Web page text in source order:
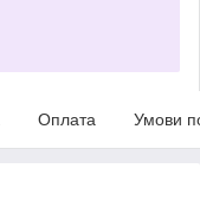
Оплата Умови